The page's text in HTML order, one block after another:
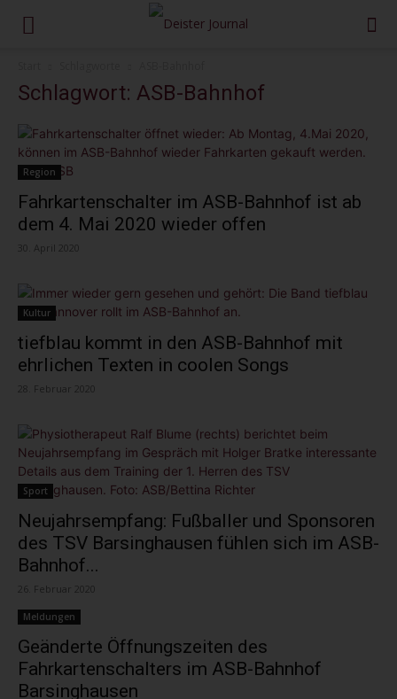
Schlagwort: ASB-Bahnhof
Region
Fahrkartenschalter im ASB-Bahnhof ist ab
dem 4. Mai 2020 wieder offen
30. April 2020
Kultur
tiefblau kommt in den ASB-Bahnhof mit
ehrlichen Texten in coolen Songs
28. Februar 2020
Sport
Neujahrsempfang: Fußballer und Sponsoren
des TSV Barsinghausen fühlen sich im ASB-
Bahnhof...
26. Februar 2020
Meldungen
Geänderte Öffnungszeiten des
Fahrkartenschalters im ASB-Bahnhof
Barsinghausen